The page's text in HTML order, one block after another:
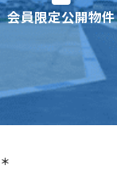
会員限定公開物件